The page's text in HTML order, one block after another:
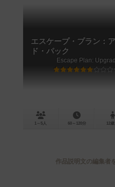
エスケープ・プラン：
ド・パック
Escape Plan:
1～5人 60～120分 12
作品説明文の編集者